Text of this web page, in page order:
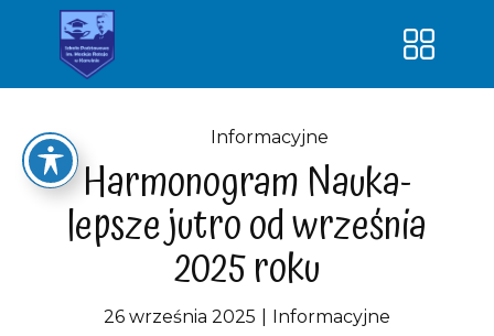
Strona główna
Kontakt
Dokumenty
Dowóz uczniów
Klasy
Informacyjne
Harmonogram Nauka-
lepsze jutro od września
2025 roku
26 września 2025 Informacyjne